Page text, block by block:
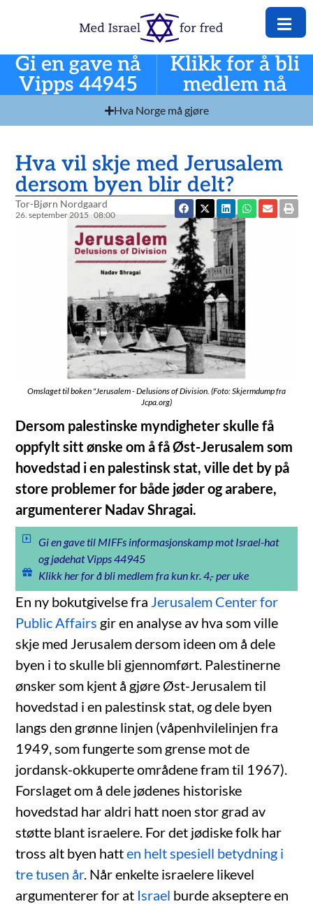
Gi en gave nå
Vipps 44945
Klikk for å bli
medlem nå
Hva Norge må gjøre
Hva vil skje med Jerusalem
dersom byen blir delt?
Tor-Bjørn Nordgaard
26. september 2015 08:00
Omslaget til boken "Jerusalem - Delusions of Division. (Foto: Skjermdump fra
Jcpa.org)
Dersom palestinske myndigheter skulle få
oppfylt sitt ønske om å få Øst-Jerusalem som
hovedstad i en palestinsk stat, ville det by på
store problemer for både jøder og arabere,
argumenterer Nadav Shragai.
Gi en gave til MIFFs informasjonskamp mot Israel-hat
og jødehat Vipps 44945
Klikk her for å bli medlem fra kun kr. 4,- per uke
En ny bokutgivelse fra Jerusalem Center for
Public Affairs gir en analyse av hva som ville
skje med Jerusalem dersom ideen om å dele
byen i to skulle bli gjennomført. Palestinerne
ønsker som kjent å gjøre Øst-Jerusalem til
hovedstad i en palestinsk stat, og dele byen
langs den grønne linjen (våpenhvilelinjen fra
1949, som fungerte som grense mot de
jordansk-okkuperte områdene fram til 1967).
Forslaget om å dele jødenes historiske
hovedstad har aldri hatt noen stor grad av
støtte blant israelere. For det jødiske folk har
tross alt byen hatten helt spesiell betydning i
tre tusen år. Når enkelte israelere likevel
argumenterer for at Israel burde akseptere en